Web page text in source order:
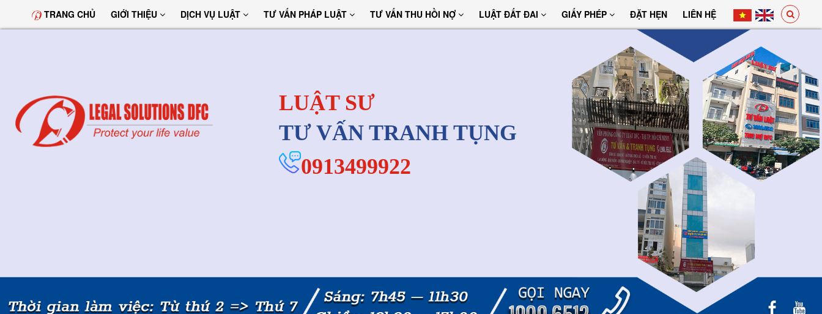
TRANG CHỦ GIỚI THIỆU DỊCH VỤ LUẬT TƯ VẤN PHÁP LUẬT TƯ VẤN THU HỒI NỢ LUẬT ĐẤT ĐAI GIẤY PHÉP ĐẶT HẸN LIÊN HỆ
LUẬT SƯ
TƯ VẤN TRANH TỤNG
0913499922